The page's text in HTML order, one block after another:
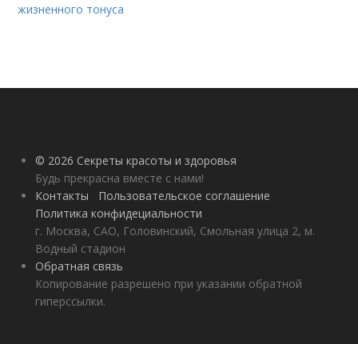
жизненного тонуса
© 2026 Секреты красоты и здоровья
Будь прекрасна вместе с нами!
Контакты
Пользовательское соглашение
Политика конфидециальности
г. Москва, САО, Головинский, Смольная улица 2, м.
Водный стадион
Обратная связь
Копирование разрешено при указании обратной
гиперссылки.